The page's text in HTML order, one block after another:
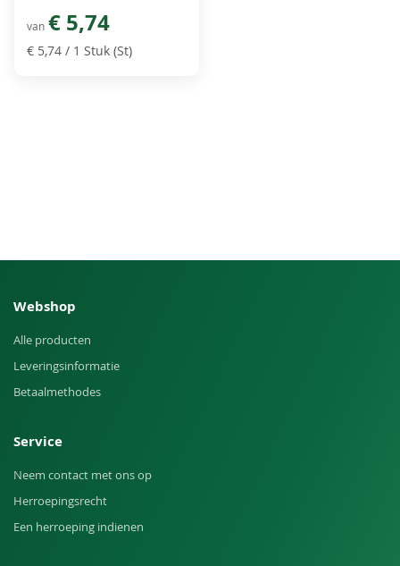
van € 5,74
€ 5,74 / 1 Stuk (St)
Webshop
Alle producten
Leveringsinformatie
Betaalmethodes
Service
Neem contact met ons op
Herroepingsrecht
Een herroeping indienen